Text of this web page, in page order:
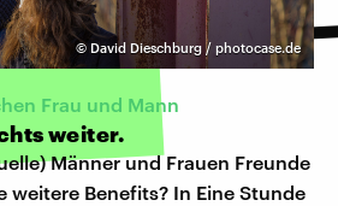
© David Dieschburg / photocase.de
Frau und Mann
weiter.
Männer und Frauen Freunde
weitere Benefits? In Eine Stunde